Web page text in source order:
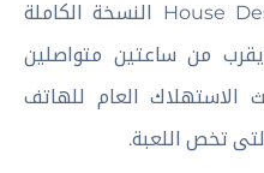
لقد قمنا باختبار لعبة House Designer النسخة الكاملة
من ساعتين متواصلين
الاستهلاك العام للهاتف
تخص اللعبة.